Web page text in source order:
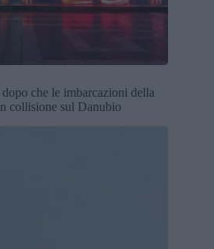
che le imbarcazioni della
collisione sul Danubio